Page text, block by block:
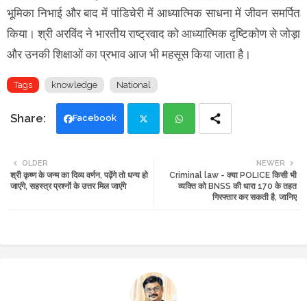
भूमिका निभाई और बाद में पांडिचेरी में आध्यात्मिक साधना में जीवन समर्पित
किया। श्री अरविंद ने भारतीय राष्ट्रवाद को आध्यात्मिक दृष्टिकोण से जोड़ा
और उनकी शिक्षाओं का प्रभाव आज भी महसूस किया जाता है।
Tags knowledge National
Facebook
tte ats
NEWER
Criminal law - क्या POLICE किसी भी
व्यक्ति को BNSS की धारा 170 के तहत
गिरफ्तार कर सकती है, जानिए
OLDER
श्री कृष्ण के जन्म का दिव्य वर्णन, पढ़ेंगे तो धन्य हो
जाएंगे, सहस्त्र प्रश्नों के उत्तर मिल जाएंगे